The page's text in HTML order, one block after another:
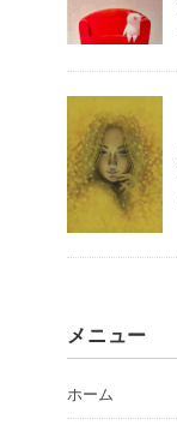
メニュー
ホーム